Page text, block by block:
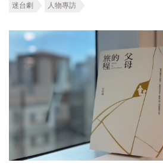
迷台劇 人物專訪